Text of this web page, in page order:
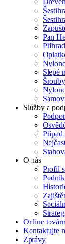
Pan
Slepé
Služby a
Případ
O nás
Profil
Online
Kontaktujte
Zprávy